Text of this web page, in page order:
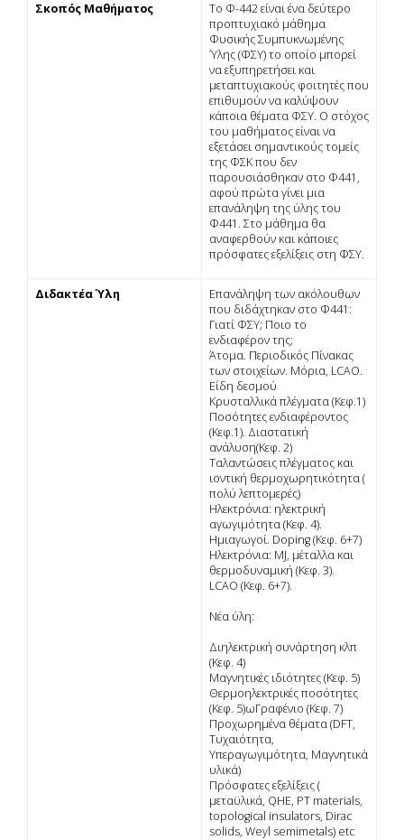
Σκοπός Μαθήματος
Το Φ-442 είναι ένα δεύτερο
προπτυχιακό μάθημα
Φυσικής Συμπυκνωμένης
Ύλης (ΦΣΥ) το οποίο μπορεί
να εξυπηρετήσει και
μεταπτυχιακούς φοιτητές που
επιθυμούν να καλύψουν
κάποια θέματα ΦΣΥ. Ο στόχος
του μαθήματος είναι να
εξετάσει σημαντικούς τομείς
της ΦΣΚ που δεν
παρουσιάσθηκαν στο Φ441,
αφού πρώτα γίνει μια
επανάληψη της ύλης του
Φ441. Στο μάθημα θα
αναφερθούν και κάποιες
πρόσφατες εξελίξεις στη ΦΣΥ.
Διδακτέα Ύλη
Eπανάληψη των ακόλουθων
που διδάχτηκαν στο Φ441:
Γιατί ΦΣΥ; Ποιο το
ενδιαφέρον της;
Άτομα. Περιοδικός Πίνακας
των στοιχείων. Μόρια, LCAO.
Είδη δεσμού
Κρυσταλλικά πλέγματα (Κεφ.1)
Ποσότητες ενδιαφέροντος
(Κεφ.1). Διαστατική
ανάλυση(Κεφ. 2)
Ταλαντώσεις πλέγματος και
ιοντική θερμοχωρητικότητα (
πολύ λεπτομερές)
Ηλεκτρόνια: ηλεκτρική
αγωγιμότητα (Κεφ. 4).
Ημιαγωγοί. Doping (Κεφ. 6+7)
Ηλεκτρόνια: MJ, μέταλλα και
θερμοδυναμική (Κεφ. 3).
LCAO (Κεφ. 6+7).
Νέα ύλη:
Διηλεκτρική συνάρτηση κλπ
(Κεφ. 4)
Μαγνητικές ιδιότητες (Κεφ. 5)
Θερμοηλεκτρικές ποσότητες
(Κεφ. 5)ωΓραφένιο (Κεφ. 7)
Προχωρημένα θέματα (DFT,
Tυχαιότητα,
Υπεραγωγιμότητα, Μαγνητικά
υλικά)
Πρόσφατες εξελίξεις (
μεταϋλικά, QHE, PT materials,
topological insulators, Dirac
solids, Weyl semimetals) etc